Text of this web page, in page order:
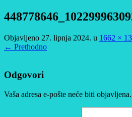
Objavljeno 27. lipnja 2024. u 1662 ×
← Prethodno
Odgovori
Vaša adresa e-pošte neće biti objavljena.